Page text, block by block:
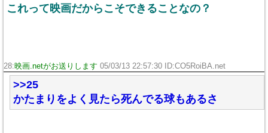
これって映画だからこそできることなの？
28:映画.netがお送りします 05/03/13 22:57:30 ID:CO5RoiBA.net
>>25
かたまりをよく見たら死んでる球もあるさ